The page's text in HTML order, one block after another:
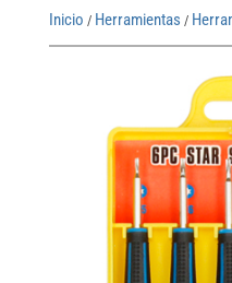
Inicio / Herramientas /